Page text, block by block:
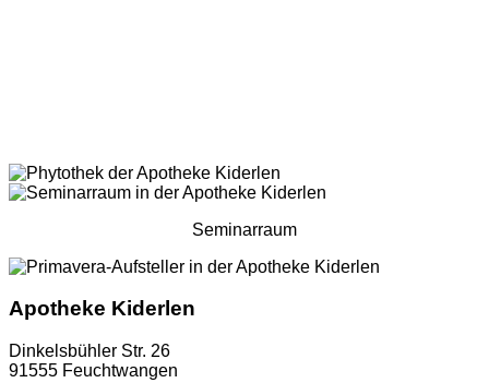
Seminarraum
Apotheke Kiderlen
Dinkelsbühler Str. 26
91555 Feuchtwangen